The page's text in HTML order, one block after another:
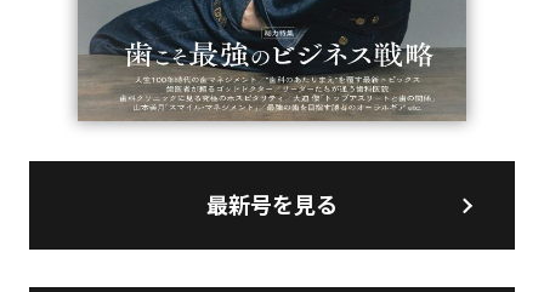
最新号を見る